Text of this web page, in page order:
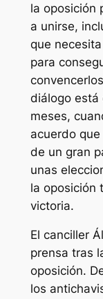
la oposición
a unirse,
que
para
diálogo está
meses,
acuerdo
de un gran
unas
la oposición
victoria.
El canciller
prensa tras
oposición.
los